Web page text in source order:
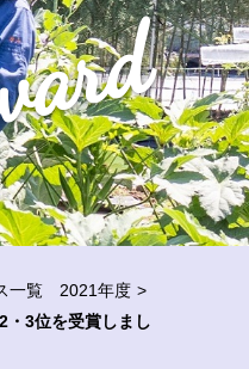
一覧 2021年度
・3位を受賞しまし